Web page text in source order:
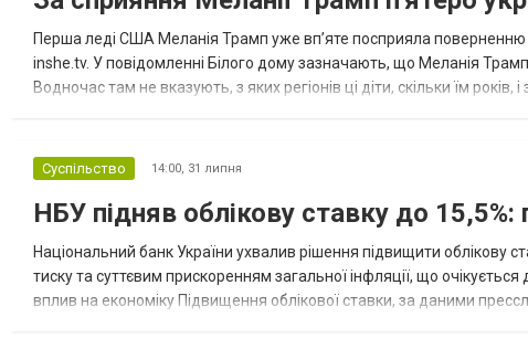
Перша леді США Меланія Трамп уже впʼяте посприяла поверненню
inshe.tv. У повідомленні Білого дому зазначають, що Меланія Трамп
Водночас там не вказують, з яких регіонів ці діти, скільки їм
Суспільство 14:00, 31 липня
НБУ підняв облікову ставку до
Національний банк України ухвалив рішення підвищити облікову
тиску та суттєвим прискоренням загальної інфляції, що
вплив на економіку Підвищення облікової ставки, за даними